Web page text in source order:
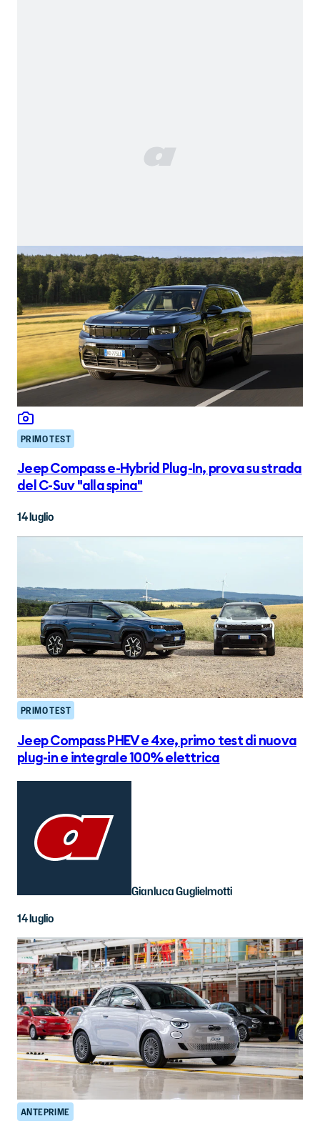
PRIMO TEST
Jeep Compass e-Hybrid Plug-In, prova su strada
del C-Suv "alla spina"
14 luglio
PRIMO TEST
Jeep Compass PHEV e 4xe, primo test di nuova
plug-in e integrale 100% elettrica
Gianluca Guglielmotti
14 luglio
ANTEPRIME